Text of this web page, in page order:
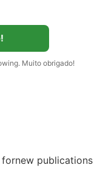
Muito obrigado!
publications